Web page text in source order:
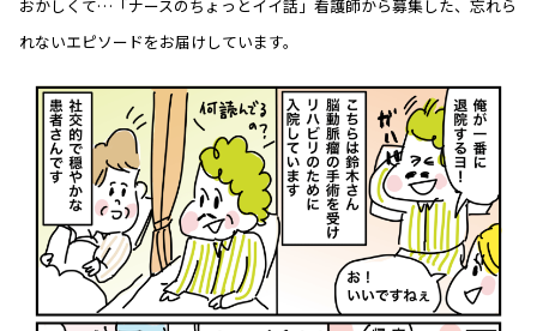
おかしくて…「ナースのちょっとイイ話」看護師から募集した、忘れら
れないエピソードをお届けしています。